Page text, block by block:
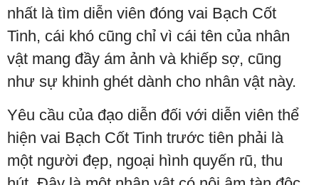
nhất là tìm diễn viên đóng vai Bạch Cốt
Tinh, cái khó cũng chỉ vì cái tên của nhân
vật mang đầy ám ảnh và khiếp sợ, cũng
như sự khinh ghét dành cho nhân vật này.
Yêu cầu của đạo diễn đối với diễn viên thể
hiện vai Bạch Cốt Tinh trước tiên phải là
một người đẹp, ngoại hình quyến rũ, thu